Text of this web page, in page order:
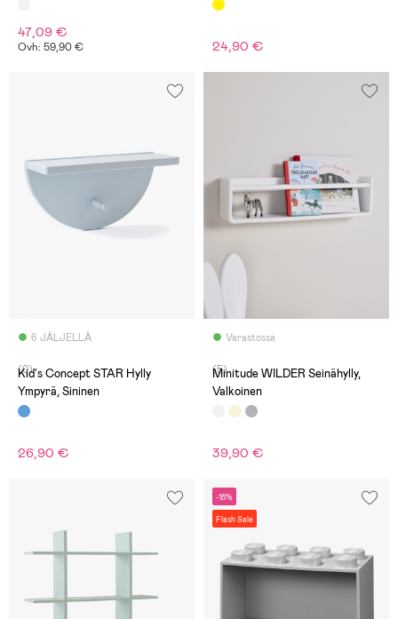
47,09 €
Ovh: 59,90 € 24,90 €
6 JÄLJELLÄ
(0)
Kid's Concept STAR Hylly
Ympyrä, Sininen
26,90 €
Varastossa
(5)
Minitude WILDER Seinähylly,
Valkoinen
39,90 €
-18%
Flash Sale